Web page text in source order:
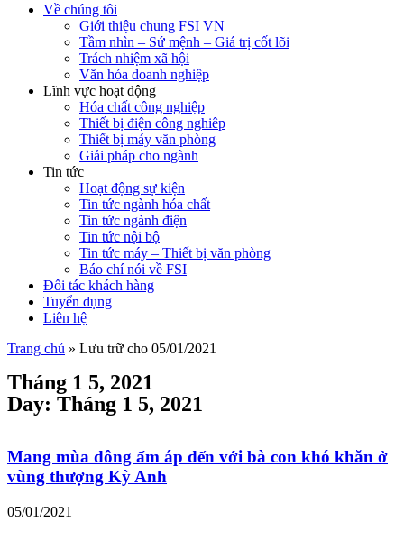
Về chúng tôi
Giới thiệu chung FSI VN
Tầm nhìn – Sứ mệnh – Giá trị cốt lõi
Trách nhiệm xã hội
Văn hóa doanh nghiệp
Lĩnh vực hoạt động
Hóa chất công nghiệp
Thiết bị điện công nghiêp
Thiết bị máy văn phòng
Giải pháp cho ngành
Tin tức
Hoạt động sự kiện
Tin tức ngành hóa chất
Tin tức ngành điện
Tin tức nội bộ
Tin tức máy – Thiết bị văn phòng
Báo chí nói về FSI
Đối tác khách hàng
Tuyển dụng
Liên hệ
Trang chủ » Lưu trữ cho 05/01/2021
Tháng 1 5, 2021
Day: Tháng 1 5, 2021
Mang mùa đông ấm áp đến với bà con khó khăn ở
vùng thượng Kỳ Anh
05/01/2021